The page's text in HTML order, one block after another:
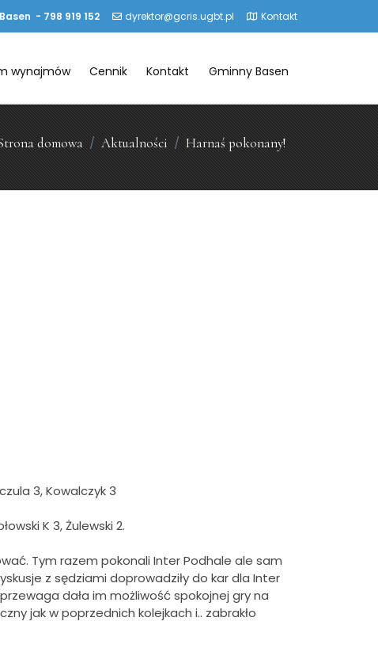
- 798 919 152 dyrektor@gcris.ugbt.pl Kontakt
wynajmów Cennik Kontakt Gminny Basen
domowa Aktualności Harnaś pokonany!
3, Kowalczyk 3
K 3, Żulewski 2.
Tym razem pokonali Inter Podhale ale sam
z sędziami doprowadziły do kar dla Inter
dała im możliwość spokojnej gry na
jak w poprzednich kolejkach i.. zabrakło